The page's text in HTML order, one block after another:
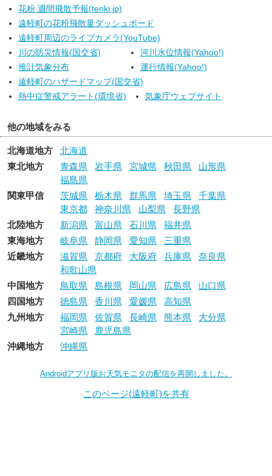
花粉 週間飛散予報(tenki.jp)
遠軽町の花粉飛散量ダッシュボード
遠軽町周辺のライブカメラ(YouTube)
川の防災情報(国交省)
河川水位情報(Yahoo!)
推計気象分布
運行情報(Yahoo!)
遠軽町のハザードマップ(国交省)
熱中症警戒アラート(環境省)
気象庁ウェブサイト
他の地域をみる
北海道地方
北海道
東北地方
青森県 岩手県 宮城県 秋田県
山形県
福島県
関東甲信
茨城県 栃木県 群馬県 埼玉県
千葉県
東京都
神奈川県 山梨県
長野県
北陸地方
新潟県 富山県 石川県
福井県
東海地方
岐阜県 静岡県 愛知県
三重県
近畿地方
滋賀県 京都府 大阪府 兵庫県
奈良県
和歌山県
中国地方
鳥取県 島根県 岡山県 広島県
山口県
四国地方
徳島県 香川県 愛媛県
高知県
九州地方
福岡県 佐賀県 長崎県 熊本県
大分県
宮崎県
鹿児島県
沖縄地方
沖縄県
Androidアプリ版お天気モニタの配信を再開しました。
このページ(遠軽町)を共有